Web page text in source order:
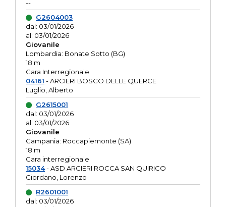
--
G2604003
dal: 03/01/2026
al: 03/01/2026
Giovanile
Lombardia: Bonate Sotto (BG)
18 m
Gara Interregionale
04161 - ARCIERI BOSCO DELLE QUERCE
Luglio, Alberto
G2615001
dal: 03/01/2026
al: 03/01/2026
Giovanile
Campania: Roccapiemonte (SA)
18 m
Gara interregionale
15034- ASD ARCIERI ROCCA SAN QUIRICO
Giordano, Lorenzo
R2601001
dal: 03/01/2026